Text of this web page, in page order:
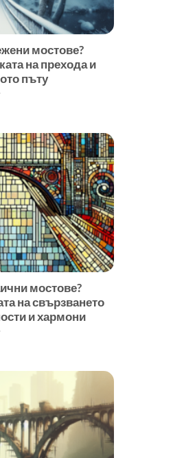
мостове?
на прехода и
пъту
мостове?
на свързването
и хармони